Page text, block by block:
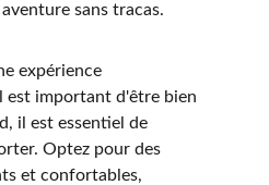
sans tracas.
expérience
est important d'être bien
il est essentiel de
Optez pour des
et confortables,